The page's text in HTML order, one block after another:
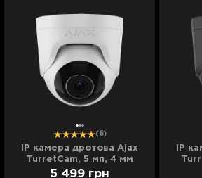
(6)
IP камера дротова Ajax
TurretCam, 5 мп, 4 мм
(White)
5 499 грн
IP